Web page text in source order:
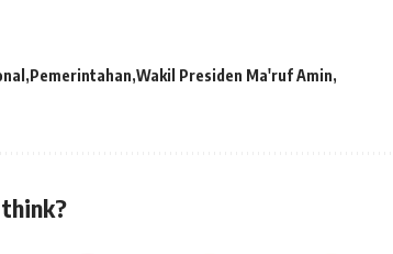
Pemerintahan Wakil Presiden Ma'ruf Amin